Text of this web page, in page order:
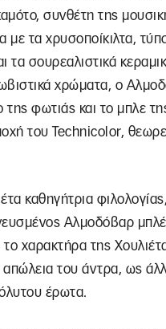
συνθέτη της
με τα χρυσοποίκιλτα,
τα σουρεαλιστικά
χρώματα, ο
της φωτιάς και το μπλε
του Technicolor,
καθηγήτρια
Αλμοδόβαρ
το χαρακτήρα της
απώλεια του άντρα, ως
έρωτα.